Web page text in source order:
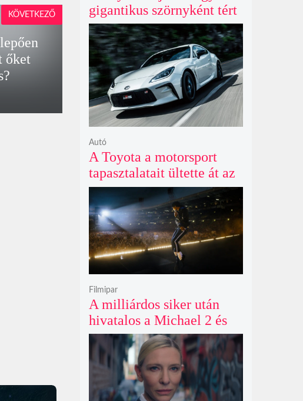
őket
KÖVETKEZŐ
gigantikus szörnyként tért
vissza valaki az
Agymenők legújabb spin-
offjában
A Toyota a motorsport
tapasztalatait ültette át az
új GR86 vezethetőségébe
és biztonságába
Autó
A milliárdos siker után
hivatalos a Michael 2 és
már a bemutató éve is
megvan
Filmipar